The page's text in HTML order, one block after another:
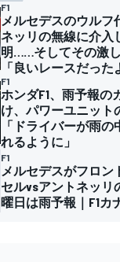
F1
メルセデスのウルフ
ネッリの無線に介入
明……そしてその激
「良いレースだった
F1
ホンダF1、雨予報の
け、パワーユニット
「ドライバーが雨
れるように」
F1
メルセデスがフロン
セルvsアントネッ
曜日は雨予報｜F1カ